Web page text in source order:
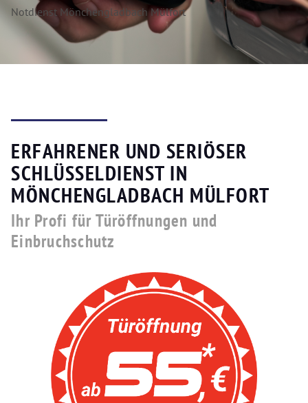
Notdienst Mönchengladbach Mülfort
ERFAHRENER UND SERIÖSER
SCHLÜSSELDIENST IN
MÖNCHENGLADBACH MÜLFORT
Ihr Profi für Türöffnungen und
Einbruchschutz